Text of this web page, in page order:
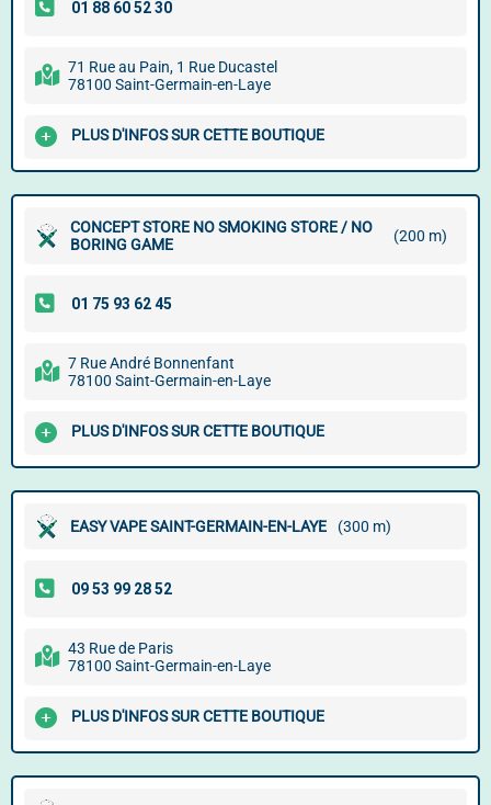
71 Rue au Pain, 1 Rue Ducastel
78100 Saint-Germain-en-Laye
PLUS D'INFOS SUR CETTE BOUTIQUE
CONCEPT STORE NO SMOKING STORE / NO
BORING GAME
(200 m)
7 Rue André Bonnenfant
78100 Saint-Germain-en-Laye
PLUS D'INFOS SUR CETTE BOUTIQUE
EASY VAPE SAINT-GERMAIN-EN-LAYE (300 m)
43 Rue de Paris
78100 Saint-Germain-en-Laye
PLUS D'INFOS SUR CETTE BOUTIQUE